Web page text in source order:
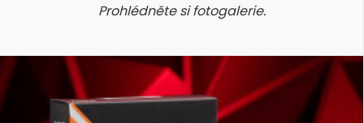
Prohlédněte si fotogalerie.